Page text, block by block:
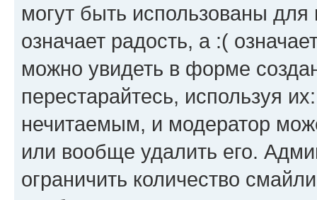
могут быть использованы
означает радость, а :(
можно увидеть в форме
перестарайтесь, используя
нечитаемым, и модератор
или вообще удалить его.
ограничить количество